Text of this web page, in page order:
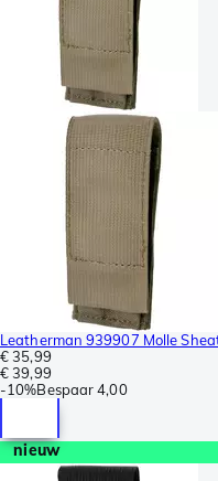
Leatherman 939907 Molle
€ 35,99
€ 39,99
-10%Bespaar 4,00
nieuw